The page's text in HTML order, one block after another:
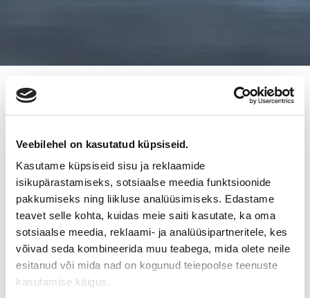
Veebilehel on kasutatud küpsiseid.
Kasutame küpsiseid sisu ja reklaamide
isikupärastamiseks, sotsiaalse meedia funktsioonide
pakkumiseks ning liikluse analüüsimiseks. Edastame
teavet selle kohta, kuidas meie saiti kasutate, ka oma
sotsiaalse meedia, reklaami- ja analüüsipartneritele, kes
võivad seda kombineerida muu teabega, mida olete neile
esitanud või mida nad on kogunud teiepoolse teenuste
kasutamise käigus.
USEIN KYSYTTYÄ
Mitkä ovat tavallisimmat yrityskaupan
Postitatud3.9.2018
Tuskinpa missään kaupankäynnissä on niin paljon
karikoita kuin yrityskaupassa. Siinä kaikilla osapuolilla on
todella hyvät mahdollisuudet pilata koko
kauppa.Sopivan ostajan tai ostokohteen löytäminen on
ensimmäinen ongelma. Ongelma ei ole pelkästään siinä
missä nämä piileskelevät ja miten heidät löydetään.